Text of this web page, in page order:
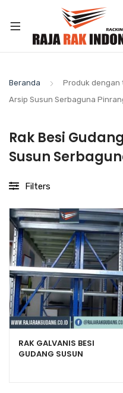
Beranda
Produk dengan
Arsip Susun Serbaguna
Rak Besi
Susun
Filters
RAK GALVANIS BESI
GUDANG SUSUN